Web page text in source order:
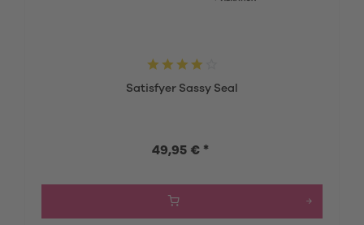
Satisfyer Sassy Seal
49,95 € *